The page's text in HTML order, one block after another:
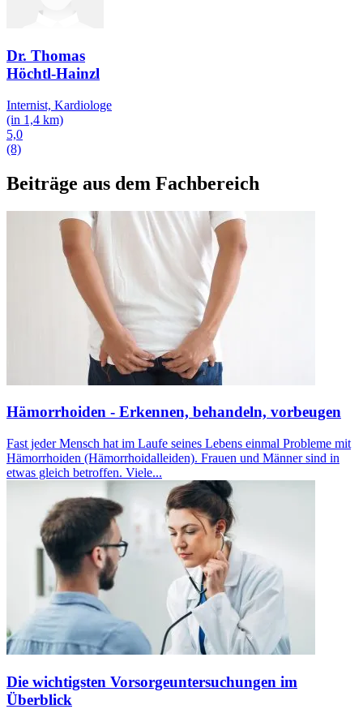
Dr. Thomas
Höchtl-Hainzl
Internist, Kardiologe
(in 1,4 km)
5,0
(8)
Beiträge aus dem Fachbereich
Hämorrhoiden - Erkennen, behandeln, vorbeugen
Fast jeder Mensch hat im Laufe seines Lebens einmal Probleme mit
Hämorrhoiden (Hämorrhoidalleiden). Frauen und Männer sind in
etwas gleich betroffen. Viele...
Die wichtigsten Vorsorgeuntersuchungen im
Überblick